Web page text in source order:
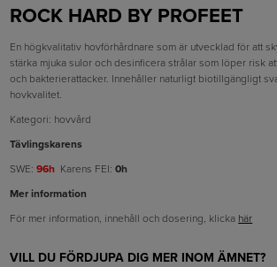
ROCK HARD BY PROFEET
En högkvalitativ hovförhårdnare som är utvecklad för att
stärka mjuka sulor och desinficera strålar som löper risk
och bakterierattacker. Innehåller naturligt biotillgängligt
hovkvalitet.
Kategori: hovvård
Tävlingskarens
SWE:96h Karens FEI:0h
Mer information
För mer information, innehåll och dosering, klicka här
VILL DU FÖRDJUPA DIG MER INOM ÄMNET?